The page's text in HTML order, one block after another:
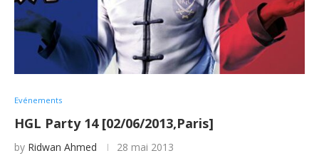
Evénements
HGL Party 14 [02/06/2013,Paris]
by Ridwan Ahmed 28 mai 2013